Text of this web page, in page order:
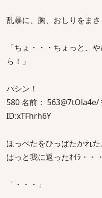
乱暴に、胸、おしりをまさ
「ちょ・・・ちょっと、
ら！」
パシン！
580 名前：
ID:xTFhrh6Y
ほっぺたをひっぱたかれた
はっと我に返ったｵｲﾗ・・・
「・・・」